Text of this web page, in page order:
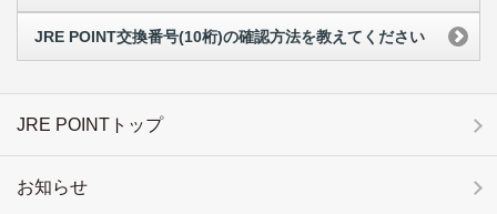
JRE POINT交換番号(10桁)の確認方法を教えてください
JRE POINTトップ
お知らせ